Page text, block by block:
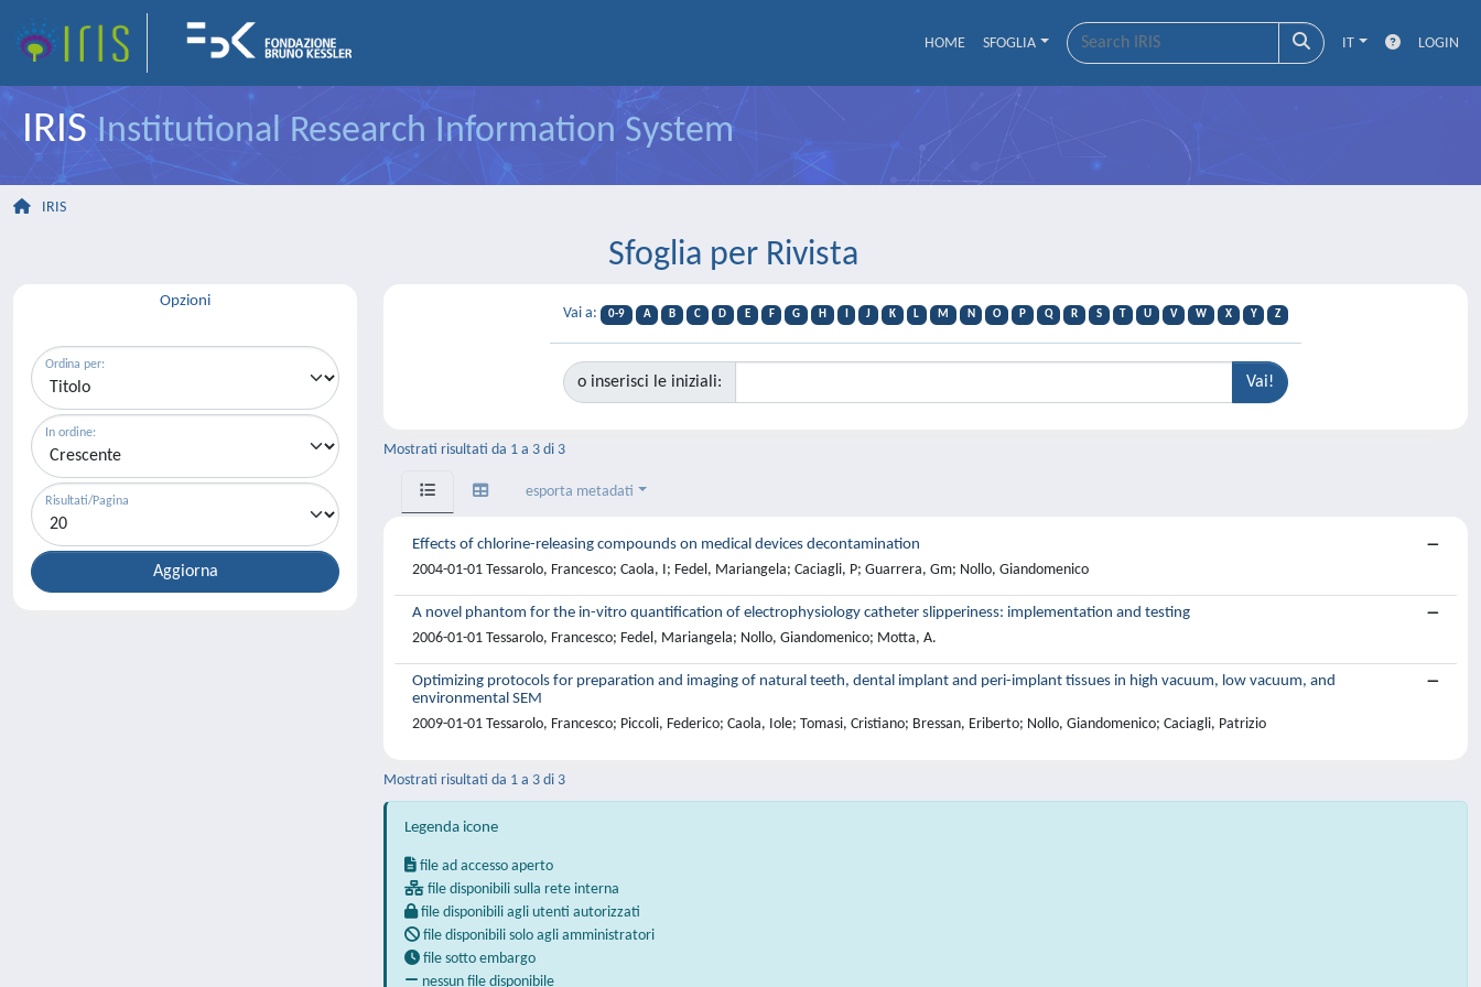
HOME SFOGLIA IT LOGIN
IRISInstitutional Research Information System
IRIS
Sfoglia per Rivista
Opzioni
Ordina per:
In ordine:
Risultati/Pagina
Vai a: 0-9 A B C D E F G H J K L M N O P Q R S T U V W X Y Z
o inserisci le iniziali:
Mostrati risultati da 1 a 3 di 3
esporta metadati
Effects of chlorine-releasing compounds on medical devices decontamination
2004-01-01 Tessarolo, Francesco; Caola, I; Fedel, Mariangela; Caciagli, P; Guarrera, Gm; Nollo, Giandomenico
A novel phantom for the in-vitro quantification of electrophysiology catheter slipperiness: implementation and testing
2006-01-01 Tessarolo, Francesco; Fedel, Mariangela; Nollo, Giandomenico; Motta, A.
Optimizing protocols for preparation and imaging of natural teeth, dental implant and peri-implant tissues in high vacuum, low vacuum, and
environmental SEM
2009-01-01 Tessarolo, Francesco; Piccoli, Federico; Caola, Iole; Tomasi, Cristiano; Bressan, Eriberto; Nollo, Giandomenico; Caciagli, Patrizio
Mostrati risultati da 1 a 3 di 3
Legenda icone
file ad accesso aperto
file disponibili sulla rete interna
file disponibili agli utenti autorizzati
file disponibili solo agli amministratori
file sotto embargo
nessun file disponibile